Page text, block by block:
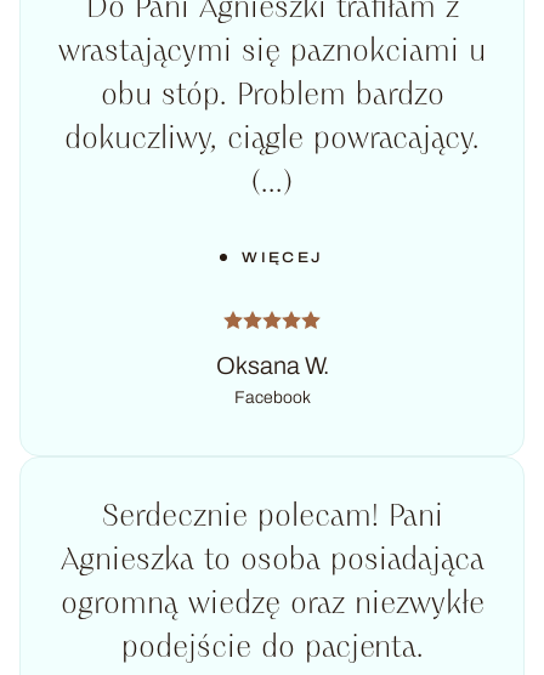
wrastającymi się paznokciami u
obu stóp. Problem bardzo
dokuczliwy, ciągle powracający.
(...)
WIĘCEJ
Oksana W.
Facebook
Serdecznie polecam! Pani
Agnieszka to osoba posiadająca
ogromną wiedzę oraz niezwykłe
podejście do pacjenta.